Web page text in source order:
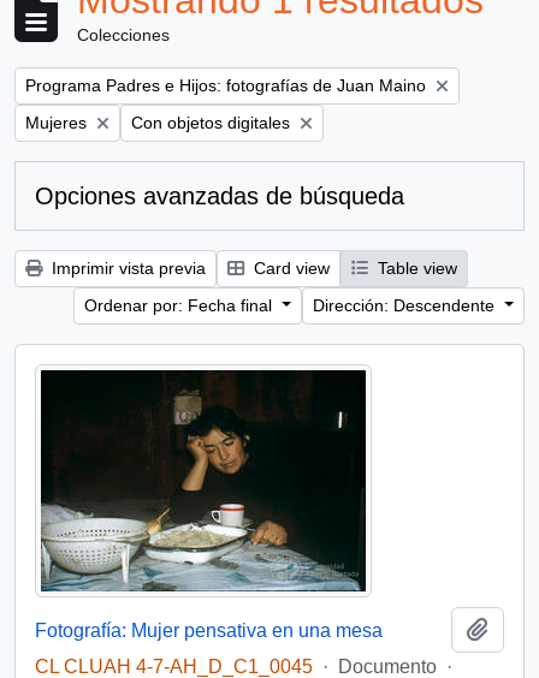
Colecciones
Remove filter:
Programa Padres e Hijos: fotografías de Juan Maino
Remove filter:
Mujeres Remove filter:
Con objetos digitales
Opciones avanzadas de búsqueda
Imprimir vista previa Card view
Table view
Ordenar por: Fecha final
Dirección: Descendente
Fotografía: Mujer pensativa en una mesa
CL CLUAH 4-7-AH_D_C1_0045 · Documento ·